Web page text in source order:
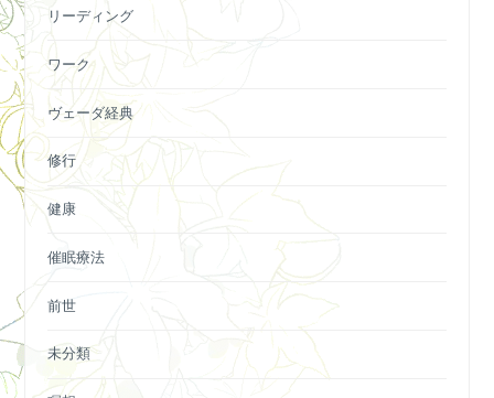
リーディング
ワーク
ヴェーダ経典
修行
健康
催眠療法
前世
未分類